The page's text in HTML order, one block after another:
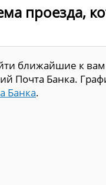
проезда,
ближайшие к вам
Почта Банка.
Банка.